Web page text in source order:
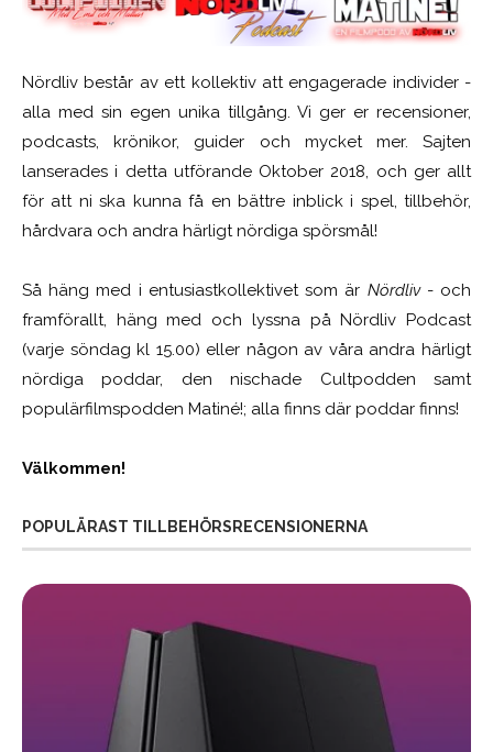
Nördliv består av ett kollektiv att engagerade individer -
alla med sin egen unika tillgång. Vi ger er recensioner,
podcasts, krönikor, guider och mycket mer. Sajten
lanserades i detta utförande Oktober 2018, och ger allt
för att ni ska kunna få en bättre inblick i spel, tillbehör,
hårdvara och andra härligt nördiga spörsmål!
Så häng med i entusiastkollektivet som är Nördliv- och
framförallt, häng med och lyssna på Nördliv Podcast
(varje söndag kl 15.00) eller någon av våra andra härligt
nördiga poddar, den nischade Cultpodden samt
populärfilmspodden Matiné!; alla finns där poddar finns!
Välkommen!
POPULÄRAST TILLBEHÖRSRECENSIONERNA